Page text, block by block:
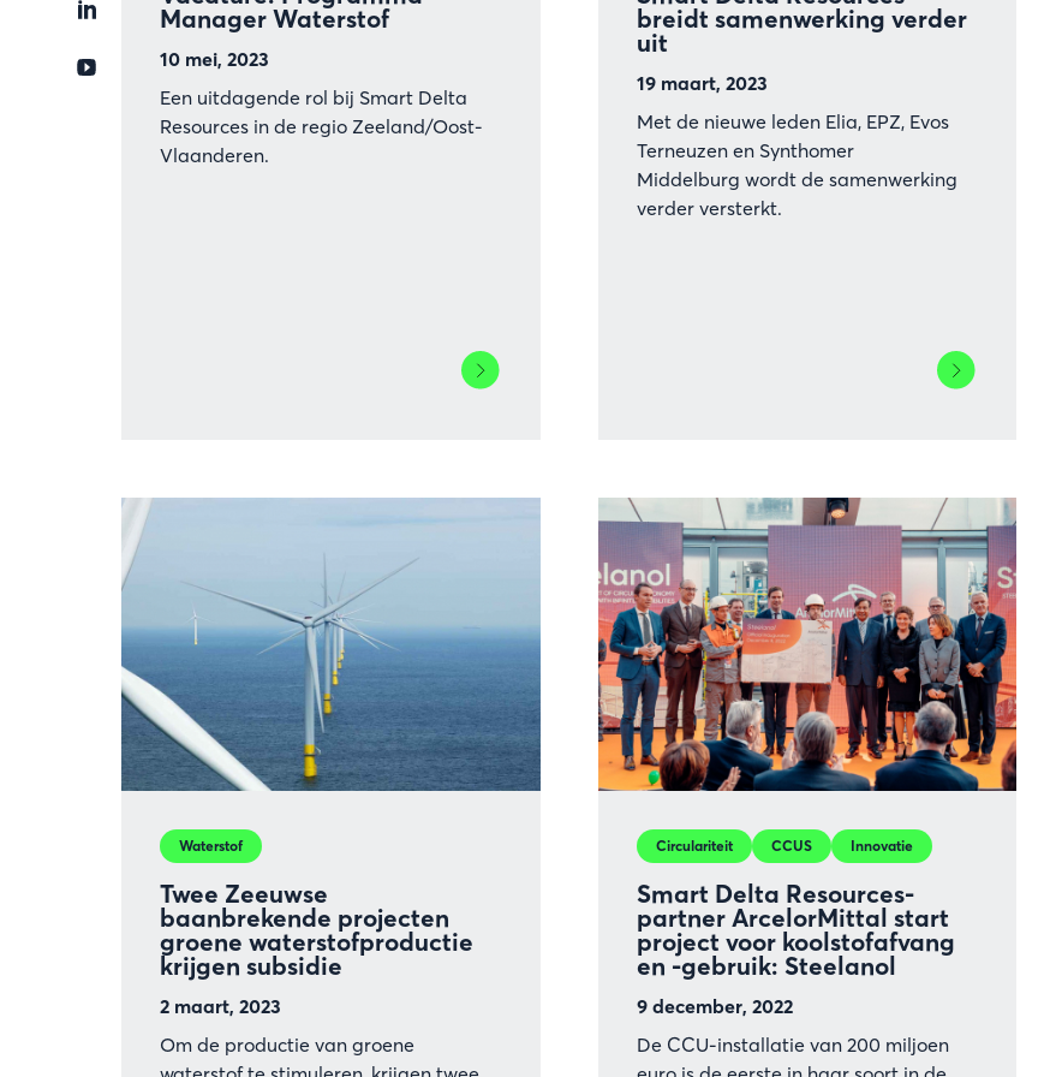
Manager Waterstof
10 mei, 2023
Een uitdagende rol bij Smart Delta
Resources in de regio Zeeland/Oost-
Vlaanderen.
Lees
meer
Manager
breidt samenwerking verder
uit
19 maart, 2023
Met de nieuwe leden Elia, EPZ, Evos
Terneuzen en Synthomer
Middelburg wordt de samenwerking
verder versterkt.
Lees
meer
Resources
breidt
samenwerking
verder
uit
Twee Zeeuwse
baanbrekende projecten
groene waterstofproductie
krijgen subsidie
2 maart, 2023
Waterstof
Om de productie van groene
Smart Delta Resources-
partner ArcelorMittal start
project voor koolstofafvang
en -gebruik: Steelanol
9 december, 2022
Circulariteit CCUS Innovatie
De CCU-installatie van 200 miljoen